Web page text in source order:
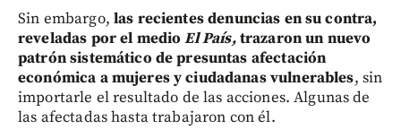
Sin embargo, las recientes denuncias en su contra,
reveladas por el medioEl País,trazaron un nuevo
patrón sistemático de presuntas afectación
económica a mujeres y ciudadanas vulnerables, sin
importarle el resultado de las acciones. Algunas de
las afectadas hasta trabajaron con él.